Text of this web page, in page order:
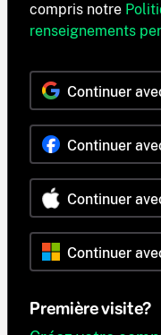
compris notre
renseignements
Continuer
Continuer
Continuer
Continuer
Première visite?